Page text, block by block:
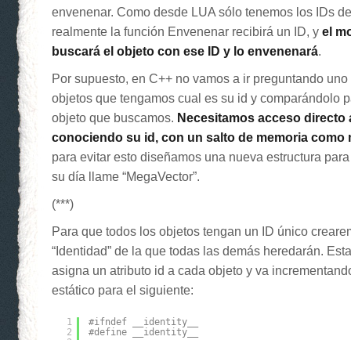
envenenar. Como desde LUA sólo tenemos los IDs
realmente la función Envenenar recibirá un ID, y el
buscará el objeto con ese ID y lo envenenará.
Por supuesto, en C++ no vamos a ir preguntando
objetos que tengamos cual es su id y comparándolo
objeto que buscamos. Necesitamos acceso directo
conociendo su id, con un salto de memoria como
para evitar esto diseñamos una nueva estructura
su día llame “MegaVector”.
(***)
Para que todos los objetos tengan un ID único
“Identidad” de la que todas las demás heredarán.
asigna un atributo id a cada objeto y va
estático para el siguiente:
1
2
#ifndef __identity__
#define __identity__